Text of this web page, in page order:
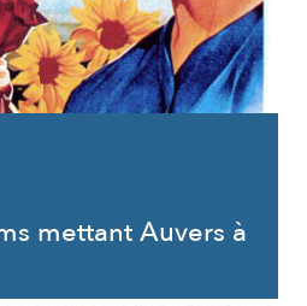
mettant Auvers à